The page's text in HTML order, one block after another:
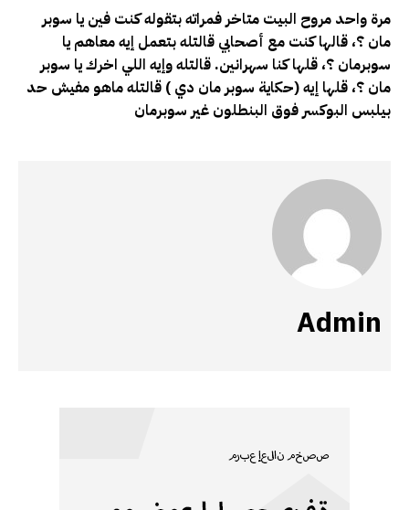
مرة واحد مروح البيت متاخر فمراته بتقوله كنت فين يا سوبر
مان ؟، قالها كنت مع أصحابي قالتله بتعمل إيه معاهم يا
سوبرمان ؟، قلها كنا سهرانين. قالتله وإيه اللي اخرك يا سوبر
مان ؟، قلها إيه (حكاية سوبر مان دي ) قالتله ماهو مفيش حد
بيلبس البوكسر فوق البنطلون غير سوبرمان
Admin